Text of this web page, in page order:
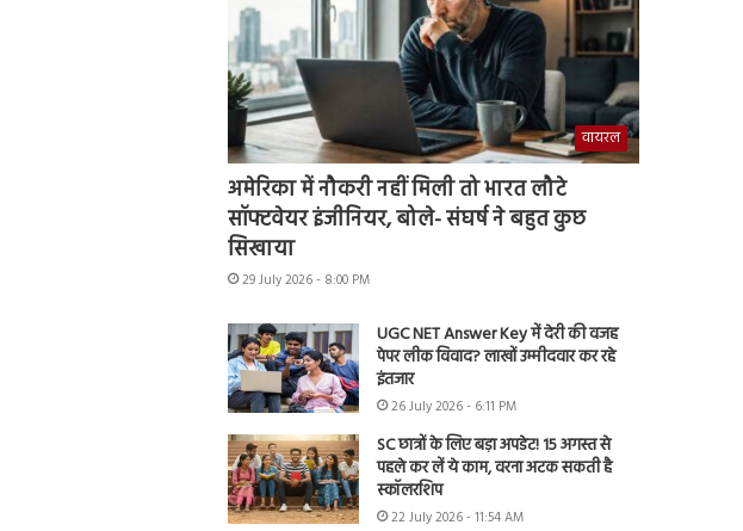
वायरल
अमेरिका में नौकरी नहीं मिली तो भारत लौटे
सॉफ्टवेयर इंजीनियर, बोले- संघर्ष ने बहुत कुछ
सिखाया
29 July 2026 - 8:00 PM
UGC NET Answer Key में देरी की वजह
पेपर लीक विवाद? लाखों उम्मीदवार कर रहे
इंतजार
26 July 2026 - 6:11 PM
SC छात्रों के लिए बड़ा अपडेट! 15 अगस्त से
पहले कर लें ये काम, वरना अटक सकती है
स्कॉलरशिप
22 July 2026 - 11:54 AM